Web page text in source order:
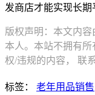
发商店才能实现长期
版权声明：本文内
本人。本站不拥有
权/违规的内容， 联
标签： 老年用品销售